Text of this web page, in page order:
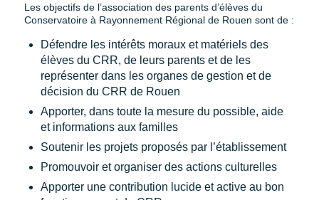
Les objectifs de l’association des parents d’élèves du
Conservatoire à Rayonnement Régional de Rouen sont de :
Défendre les intérêts moraux et matériels des
élèves du CRR, de leurs parents et de les
représenter dans les organes de gestion et de
décision du CRR de Rouen
Apporter, dans toute la mesure du possible, aide
et informations aux familles
Soutenir les projets proposés par l’établissement
Promouvoir et organiser des actions culturelles
Apporter une contribution lucide et active au bon